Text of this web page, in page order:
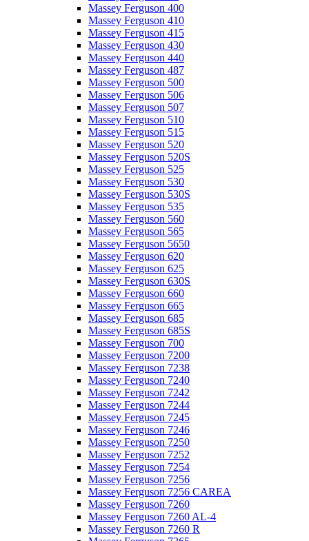
Massey Ferguson 400
Massey Ferguson 410
Massey Ferguson 415
Massey Ferguson 430
Massey Ferguson 440
Massey Ferguson 487
Massey Ferguson 500
Massey Ferguson 506
Massey Ferguson 507
Massey Ferguson 510
Massey Ferguson 515
Massey Ferguson 520
Massey Ferguson 520S
Massey Ferguson 525
Massey Ferguson 530
Massey Ferguson 530S
Massey Ferguson 535
Massey Ferguson 560
Massey Ferguson 565
Massey Ferguson 5650
Massey Ferguson 620
Massey Ferguson 625
Massey Ferguson 630S
Massey Ferguson 660
Massey Ferguson 665
Massey Ferguson 685
Massey Ferguson 685S
Massey Ferguson 700
Massey Ferguson 7200
Massey Ferguson 7238
Massey Ferguson 7240
Massey Ferguson 7242
Massey Ferguson 7244
Massey Ferguson 7245
Massey Ferguson 7246
Massey Ferguson 7250
Massey Ferguson 7252
Massey Ferguson 7254
Massey Ferguson 7256
Massey Ferguson 7256 CAREA
Massey Ferguson 7260
Massey Ferguson 7260 AL-4
Massey Ferguson 7260 R